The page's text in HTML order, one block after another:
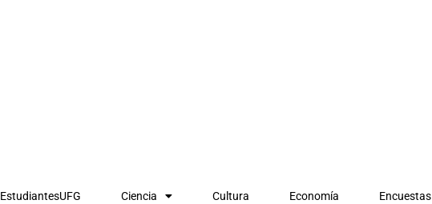
EstudiantesUFG Ciencia Cultura Economía
Encuestas